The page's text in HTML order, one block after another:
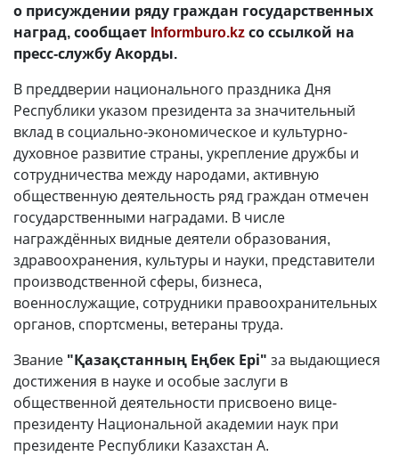
о присуждении ряду граждан государственных
наград, сообщает Informburo.kzсо ссылкой на
пресс-службу Акорды.
В преддверии национального праздника Дня
Республики указом президента за значительный
вклад в социально-экономическое и культурно-
духовное развитие страны, укрепление дружбы и
сотрудничества между народами, активную
общественную деятельность ряд граждан отмечен
государственными наградами. В числе
награждённых видные деятели образования,
здравоохранения, культуры и науки, представители
производственной сферы, бизнеса,
военнослужащие, сотрудники правоохранительных
органов, спортсмены, ветераны труда.
Звание "Қазақстанның Еңбек Ері" за выдающиеся
достижения в науке и особые заслуги в
общественной деятельности присвоено вице-
президенту Национальной академии наук при
президенте Республики Казахстан А.